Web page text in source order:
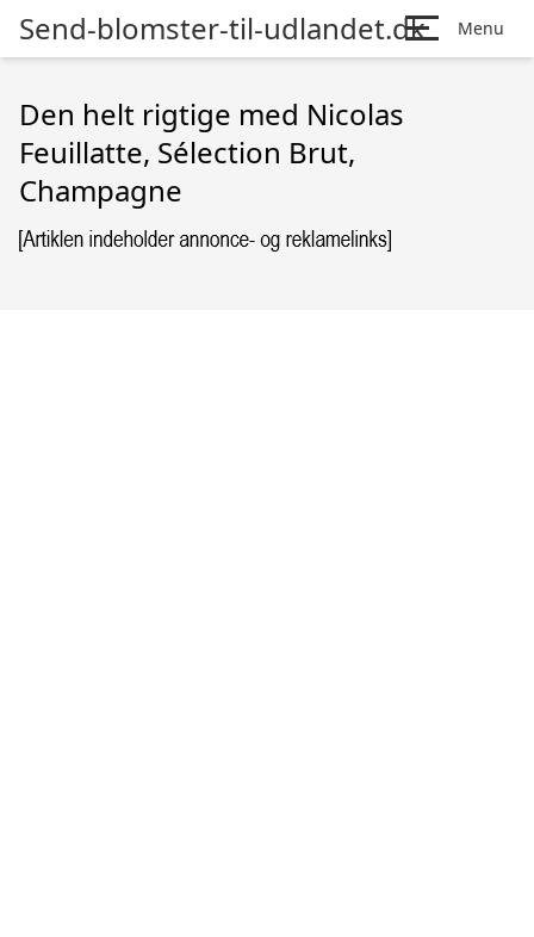
Send-blomster-til-udlandet.dk Menu
Den helt rigtige med Nicolas
Feuillatte, Sélection Brut,
Champagne